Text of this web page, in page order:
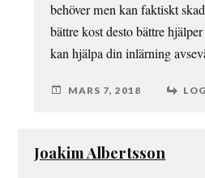
behöver men kan faktiskt
bättre kost desto bättre
kan hjälpa din inlärning
MARS 7, 2018
Joakim Albertsson